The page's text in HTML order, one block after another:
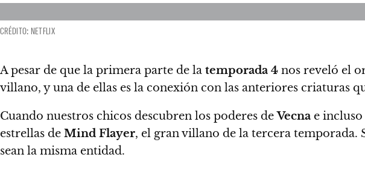
CRÉDITO: NETFLIX
A pesar de que la primera parte de la temporada 4 nos reveló el
villano, y una de ellas es la conexión con las anteriores criaturas
Cuando nuestros chicos descubren los poderes deVecna e
estrellas de Mind Flayer, el gran villano de la tercera temporada.
sean la misma entidad.